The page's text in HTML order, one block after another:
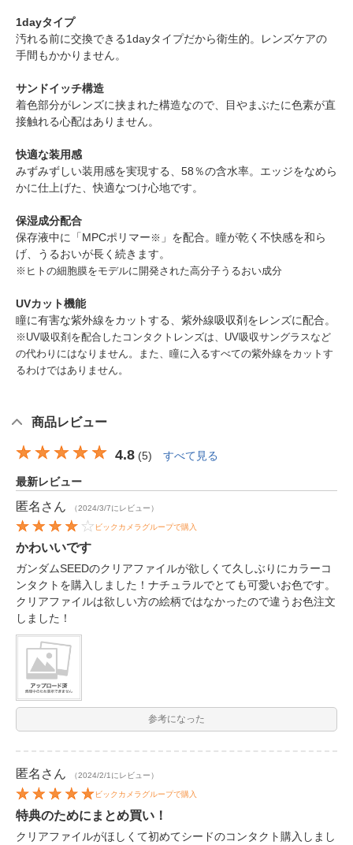
1dayタイプ
汚れる前に交換できる1dayタイプだから衛生的。レンズケアの
手間もかかりません。
サンドイッチ構造
着色部分がレンズに挟まれた構造なので、目やまぶたに色素が直
接触れる心配はありません。
快適な装用感
みずみずしい装用感を実現する、58％の含水率。エッジをなめら
かに仕上げた、快適なつけ心地です。
保湿成分配合
保存液中に「MPCポリマー ※ 」を配合。瞳が乾く不快感を和ら
げ、うるおいが長く続きます。
※ヒトの細胞膜をモデルに開発された高分子うるおい成分
UVカット機能
瞳に有害な紫外線をカットする、紫外線吸収剤をレンズに配合。
※UV吸収剤を配合したコンタクトレンズは、UV吸収サングラスなど
の代わりにはなりません。また、瞳に入るすべての紫外線をカットす
るわけではありません。
商品レビュー
4.8 (5) すべて見る
最新レビュー
匿名 さん （2024/3/7にレビュー）
ビックカメラグループで購入
かわいいです
ガンダムSEEDのクリアファイルが欲しくて久しぶりにカラーコ
ンタクトを購入しました！ナチュラルでとても可愛いお色です。
クリアファイルは欲しい方の絵柄ではなかったので違うお色注文
しました！
参考になった
匿名 さん （2024/2/1にレビュー）
ビックカメラグループで購入
特典のためにまとめ買い！
クリアファイルがほしくて初めてシードのコンタクト購入しまし